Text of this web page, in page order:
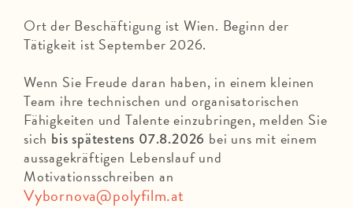
Ort der Beschäftigung ist Wien. Beginn der
Tätigkeit ist September 2026.
Wenn Sie Freude daran haben, in einem kleinen
Team ihre technischen und organisatorischen
Fähigkeiten und Talente einzubringen, melden Sie
sich bis spätestens 07.8.2026 bei uns mit einem
aussagekräftigen Lebenslauf und
Motivationsschreiben an
Vybornova@polyfilm.at